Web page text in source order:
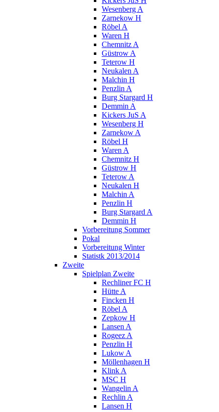
Wesenberg A
Zarnekow H
Röbel A
Waren H
Chemnitz A
Güstrow A
Teterow H
Neukalen A
Malchin H
Penzlin A
Burg Stargard H
Demmin A
Kickers JuS A
Wesenberg H
Zarnekow A
Röbel H
Waren A
Chemnitz H
Güstrow H
Teterow A
Neukalen H
Malchin A
Penzlin H
Burg Stargard A
Demmin H
Vorbereitung Sommer
Pokal
Vorbereitung Winter
Statistk 2013/2014
Zweite
Spielplan Zweite
Rechliner FC H
Hütte A
Fincken H
Röbel A
Zepkow H
Lansen A
Rogeez A
Penzlin H
Lukow A
Möllenhagen H
Klink A
MSC H
Wangelin A
Rechlin A
Lansen H